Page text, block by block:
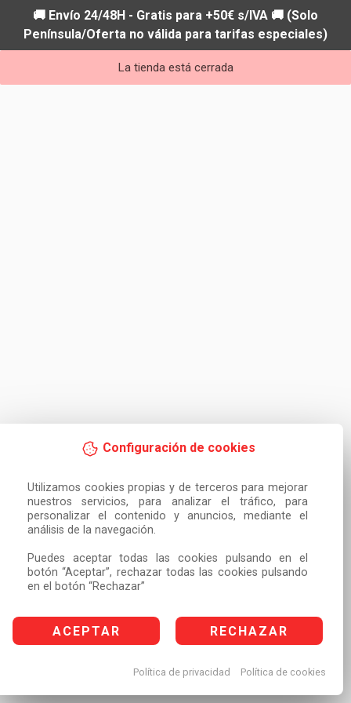
Configuración de cookies
Utilizamos cookies propias y de terceros para mejorar
nuestros servicios, para analizar el tráfico, para
personalizar el contenido y anuncios, mediante el
análisis de la navegación.
Puedes aceptar todas las cookies pulsando en el
botón “Aceptar”, rechazar todas las cookies pulsando
en el botón “Rechazar”
ACEPTAR RECHAZAR
Política de privacidad Política de cookies
🚚 Envío 24/48H - Gratis para +50€ s/IVA 🚚 (Solo
Península/Oferta no válida para tarifas especiales)
La tienda está cerrada